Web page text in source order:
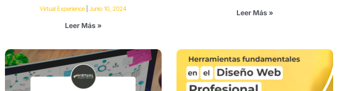
Virtual Experience Junio 10, 2024
Leer Más »
Leer Más »